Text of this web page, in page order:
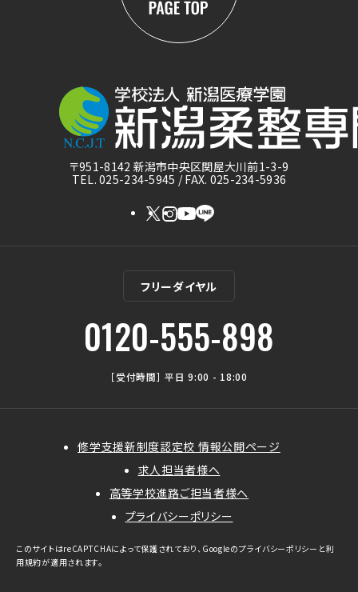
〒951-8142 新潟市中央区関屋大川前1-3-9
TEL. 025-234-5945 / FAX. 025-234-5936
フリーダイヤル
0120-555-898
［受付時間］ 平日 9:00 - 18:00
修学支援新制度認定校 情報公開ページ
求人担当者様へ
高等学校進路ご担当者様へ
プライバシーポリシー
このサイトはreCAPTCHAによって保護されており、Googleのプライバシーポリシー と利
用規約が適用されます。